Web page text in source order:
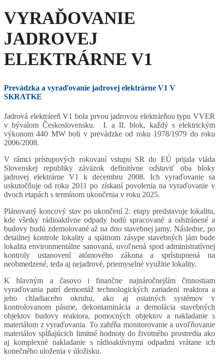
VYRAĎOVANIE
JADROVEJ
ELEKTRÁRNE V1
Prevádzka a vyraďovanie jadrovej elektrárne V1 V
SKRATKE
Jadrová elektráreň V1 bola prvou jadrovou elektrárňou typu VVER
v bývalom Československu. I. a II. blok, každý s elektrickým
výkonom 440 MW boli v prevádzke od roku 1978/1979 do roku
2006/2008.
V rámci prístupových rokovaní vstupu SR do EÚ prijala vláda
Slovenskej republiky záväzok definitívne odstaviť oba bloky
jadrovej elektrárne V1 k decembru 2008. Ich vyraďovanie sa
uskutočňuje od roku 2011 po získaní povolenia na vyraďovanie v
dvoch etapách s termínom ukončenia v roku 2025.
Plánovaný koncový stav po ukončení 2. etapy predstavuje lokalitu,
kde všetky rádioaktívne odpady budú spracované a odstránené a
budovy budú zdemolované až na dno stavebnej jamy. Následne, po
detailnej kontrole lokality a spätnom zásype stavebných jám bude
lokalita environmentálne sanovaná, uvoľnená spod administratívnej
kontroly ustanovení atómového zákona a sprístupnená na
neobmedzené, teda aj nejadrové, priemyselné využitie lokality.
K hlavným a časovo i finančne najnáročnejším činnostiam
vyraďovania patrí demontáž technologických zariadení reaktora a
jeho chladiaceho okruhu, ako aj ostatných systémov v
kontrolovanom pásme, dekontaminácia a demolácia stavebných
objektov budovy reaktora, pomocných objektov a nakladanie s
materiálom z vyraďovania. To zahŕňa monitorovanie a uvoľňovanie
materiálov spĺňajúcich limitné hodnoty do životného prostredia ako
aj komplexné nakladanie s rádioaktívnymi odpadmi vrátane ich
konečného uloženia v úložisku.